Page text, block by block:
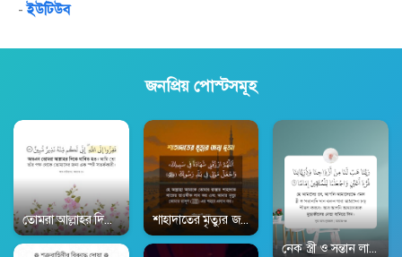
-ইউটিউব
জনপ্রিয় পোস্টসমূহ
তোমরা আল্লাহর দিকে ধাবিত হও | সূরা আজ-যারিয়াত ৫১:৫০ | Surah Adh-
শাহাদাতের মৃত্যুর জন্য দোয়া | সহীহ বুখারী ১৮৯০ |
নেক স্ত্রী ও সন্তান